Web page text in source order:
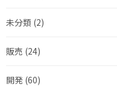
未分類 (2)
販売 (24)
開発 (60)